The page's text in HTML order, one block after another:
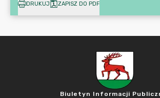
DRUKUJ ZAPISZ DO PDF
Biuletyn Informacji